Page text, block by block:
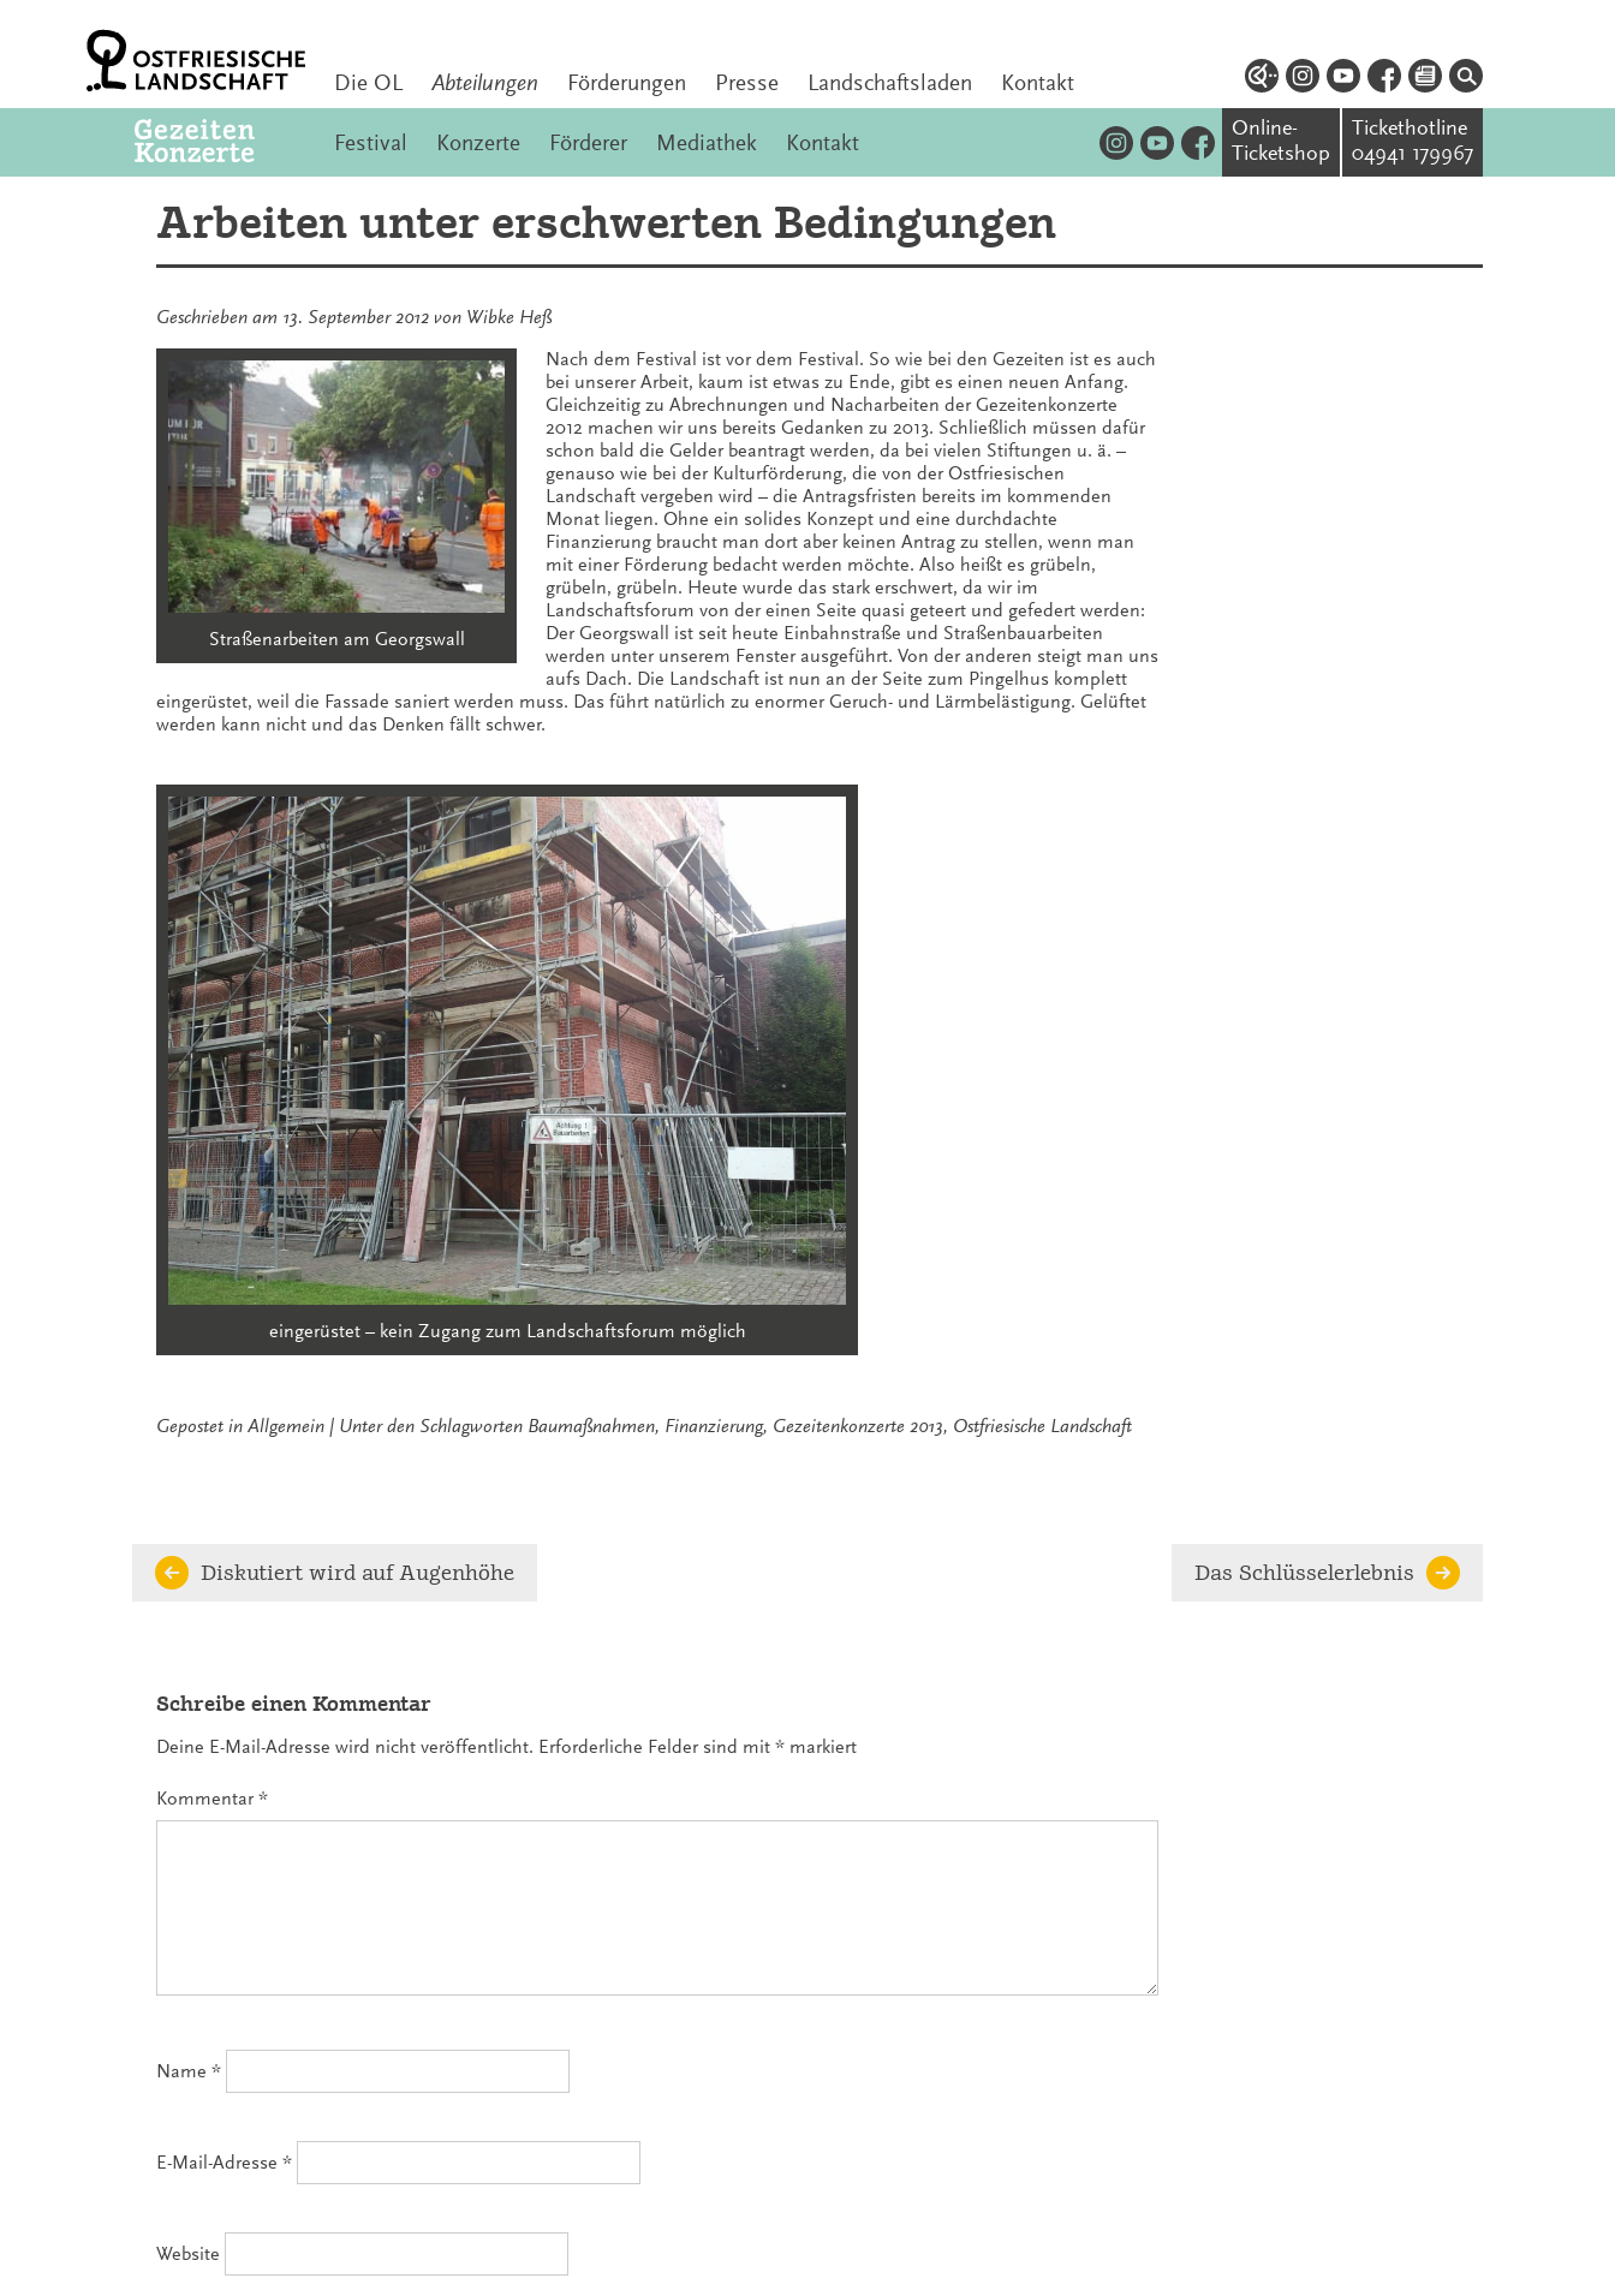
Die OL Abteilungen Förderungen Presse Landschaftsladen Kontakt
Festival Konzerte Förderer Mediathek Kontakt
Online-
Ticketshop
Tickethotline
04941 179967
Arbeiten unter erschwerten Bedingungen
Geschrieben am 13. September 2012 von Wibke Heß
Straßenarbeiten am Georgswall
Nach dem Festival ist vor dem Festival. So wie bei den Gezeiten ist es auch
bei unserer Arbeit, kaum ist etwas zu Ende, gibt es einen neuen Anfang.
Gleichzeitig zu Abrechnungen und Nacharbeiten der Gezeitenkonzerte
2012 machen wir uns bereits Gedanken zu 2013. Schließlich müssen dafür
schon bald die Gelder beantragt werden, da bei vielen Stiftungen u. ä. –
genauso wie bei der Kulturförderung, die von der Ostfriesischen
Landschaft vergeben wird – die Antragsfristen bereits im kommenden
Monat liegen. Ohne ein solides Konzept und eine durchdachte
Finanzierung braucht man dort aber keinen Antrag zu stellen, wenn man
mit einer Förderung bedacht werden möchte. Also heißt es grübeln,
grübeln, grübeln. Heute wurde das stark erschwert, da wir im
Landschaftsforum von der einen Seite quasi geteert und gefedert werden:
Der Georgswall ist seit heute Einbahnstraße und Straßenbauarbeiten
werden unter unserem Fenster ausgeführt. Von der anderen steigt man uns
aufs Dach. Die Landschaft ist nun an der Seite zum Pingelhus komplett
eingerüstet, weil die Fassade saniert werden muss. Das führt natürlich zu enormer Geruch- und Lärmbelästigung. Gelüftet
werden kann nicht und das Denken fällt schwer.
eingerüstet – kein Zugang zum Landschaftsforum möglich
Gepostet in Allgemein Unter den Schlagworten Baumaßnahmen, Finanzierung, Gezeitenkonzerte 2013, Ostfriesische Landschaft
Continue
Diskutiert wird auf Augenhöhe Das Schlüsselerlebnis
Schreibe einen Kommentar
Deine E-Mail-Adresse wird nicht veröffentlicht. Erforderliche Felder sind mit * markiert
Kommentar*
Name *
E-Mail-Adresse *
Website